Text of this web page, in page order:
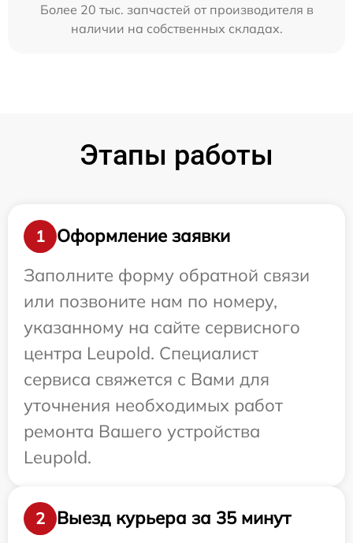
Более 20 тыс. запчастей от производителя в
наличии на собственных складах.
Этапы работы
1
Оформление заявки
Заполните форму обратной связи
или позвоните нам по номеру,
указанному на сайте сервисного
центра Leupold. Специалист
сервиса свяжется с Вами для
уточнения необходимых работ
ремонта Вашего устройства
Leupold.
2 Выезд курьера за 35 минут